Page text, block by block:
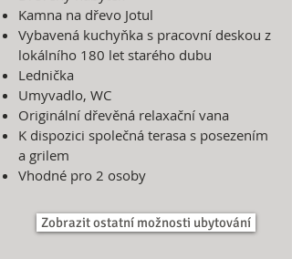
Kamna na dřevo Jotul
Vybavená kuchyňka s pracovní deskou z
lokálního 180 let starého dubu
Lednička
Umyvadlo, WC
Originální dřevěná relaxační vana
K dispozici společná terasa s posezením
a grilem
Vhodné pro 2 osoby
Zobrazit ostatní možnosti ubytování